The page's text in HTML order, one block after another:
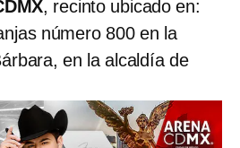
, recinto ubicado en:
número 800 en la
en la alcaldía de